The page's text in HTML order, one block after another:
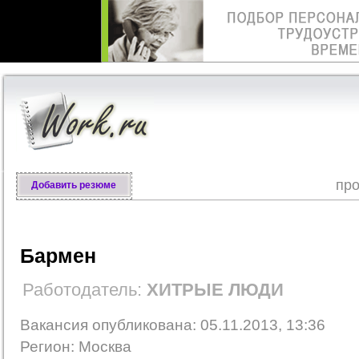
Добавить резюме
Бармен
Работодатель: ХИТРЫЕ ЛЮДИ
Вакансия опубликована: 05.11.2013, 13:36
Регион: Москва